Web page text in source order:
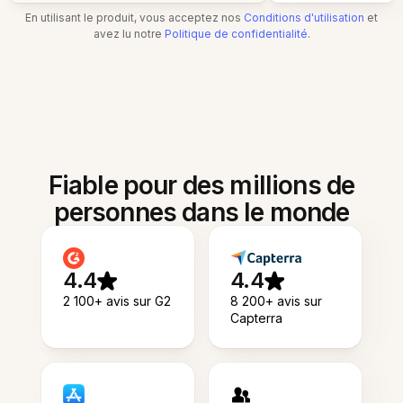
En utilisant le produit, vous acceptez nos Conditions d'utilisation et
avez lu notre Politique de confidentialité.
Fiable pour des millions de
personnes dans le monde
4.4
2 100+ avis sur G2
4.4
8 200+ avis sur
Capterra